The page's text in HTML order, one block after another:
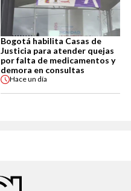
Bogotá habilita Casas de
Justicia para atender quejas
por falta de medicamentos y
demora en consultas
Haceun día